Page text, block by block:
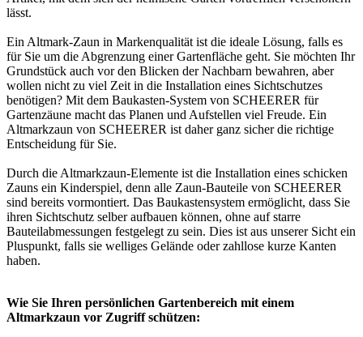
lässt.
Ein Altmark-Zaun in Markenqualität ist die ideale Lösung, falls es
für Sie um die Abgrenzung einer Gartenfläche geht. Sie möchten Ihr
Grundstück auch vor den Blicken der Nachbarn bewahren, aber
wollen nicht zu viel Zeit in die Installation eines Sichtschutzes
benötigen? Mit dem Baukasten-System von SCHEERER für
Gartenzäune macht das Planen und Aufstellen viel Freude. Ein
Altmarkzaun von SCHEERER ist daher ganz sicher die richtige
Entscheidung für Sie.
Durch die Altmarkzaun-Elemente ist die Installation eines schicken
Zauns ein Kinderspiel, denn alle Zaun-Bauteile von SCHEERER
sind bereits vormontiert. Das Baukastensystem ermöglicht, dass Sie
ihren Sichtschutz selber aufbauen können, ohne auf starre
Bauteilabmessungen festgelegt zu sein. Dies ist aus unserer Sicht ein
Pluspunkt, falls sie welliges Gelände oder zahllose kurze Kanten
haben.
Wie Sie Ihren persönlichen Gartenbereich mit einem
Altmarkzaun vor Zugriff schützen: